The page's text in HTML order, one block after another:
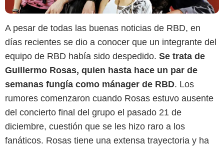
A pesar de todas las buenas noticias de RBD, en
días recientes se dio a conocer que un integrante del
equipo de RBD había sido despedido. Se trata de
Guillermo Rosas, quien hasta hace un par de
semanas fungía como mánager de RBD. Los
rumores comenzaron cuando Rosas estuvo ausente
del concierto final del grupo el pasado 21 de
diciembre, cuestión que se les hizo raro a los
fanáticos. Rosas tiene una extensa trayectoria y ha
El Comercio